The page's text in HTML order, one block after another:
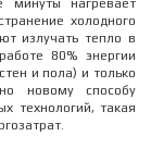
минуты нагревает
холодного
излучать тепло в
80% энергии
и пола) и только
новому способу
технологий, такая